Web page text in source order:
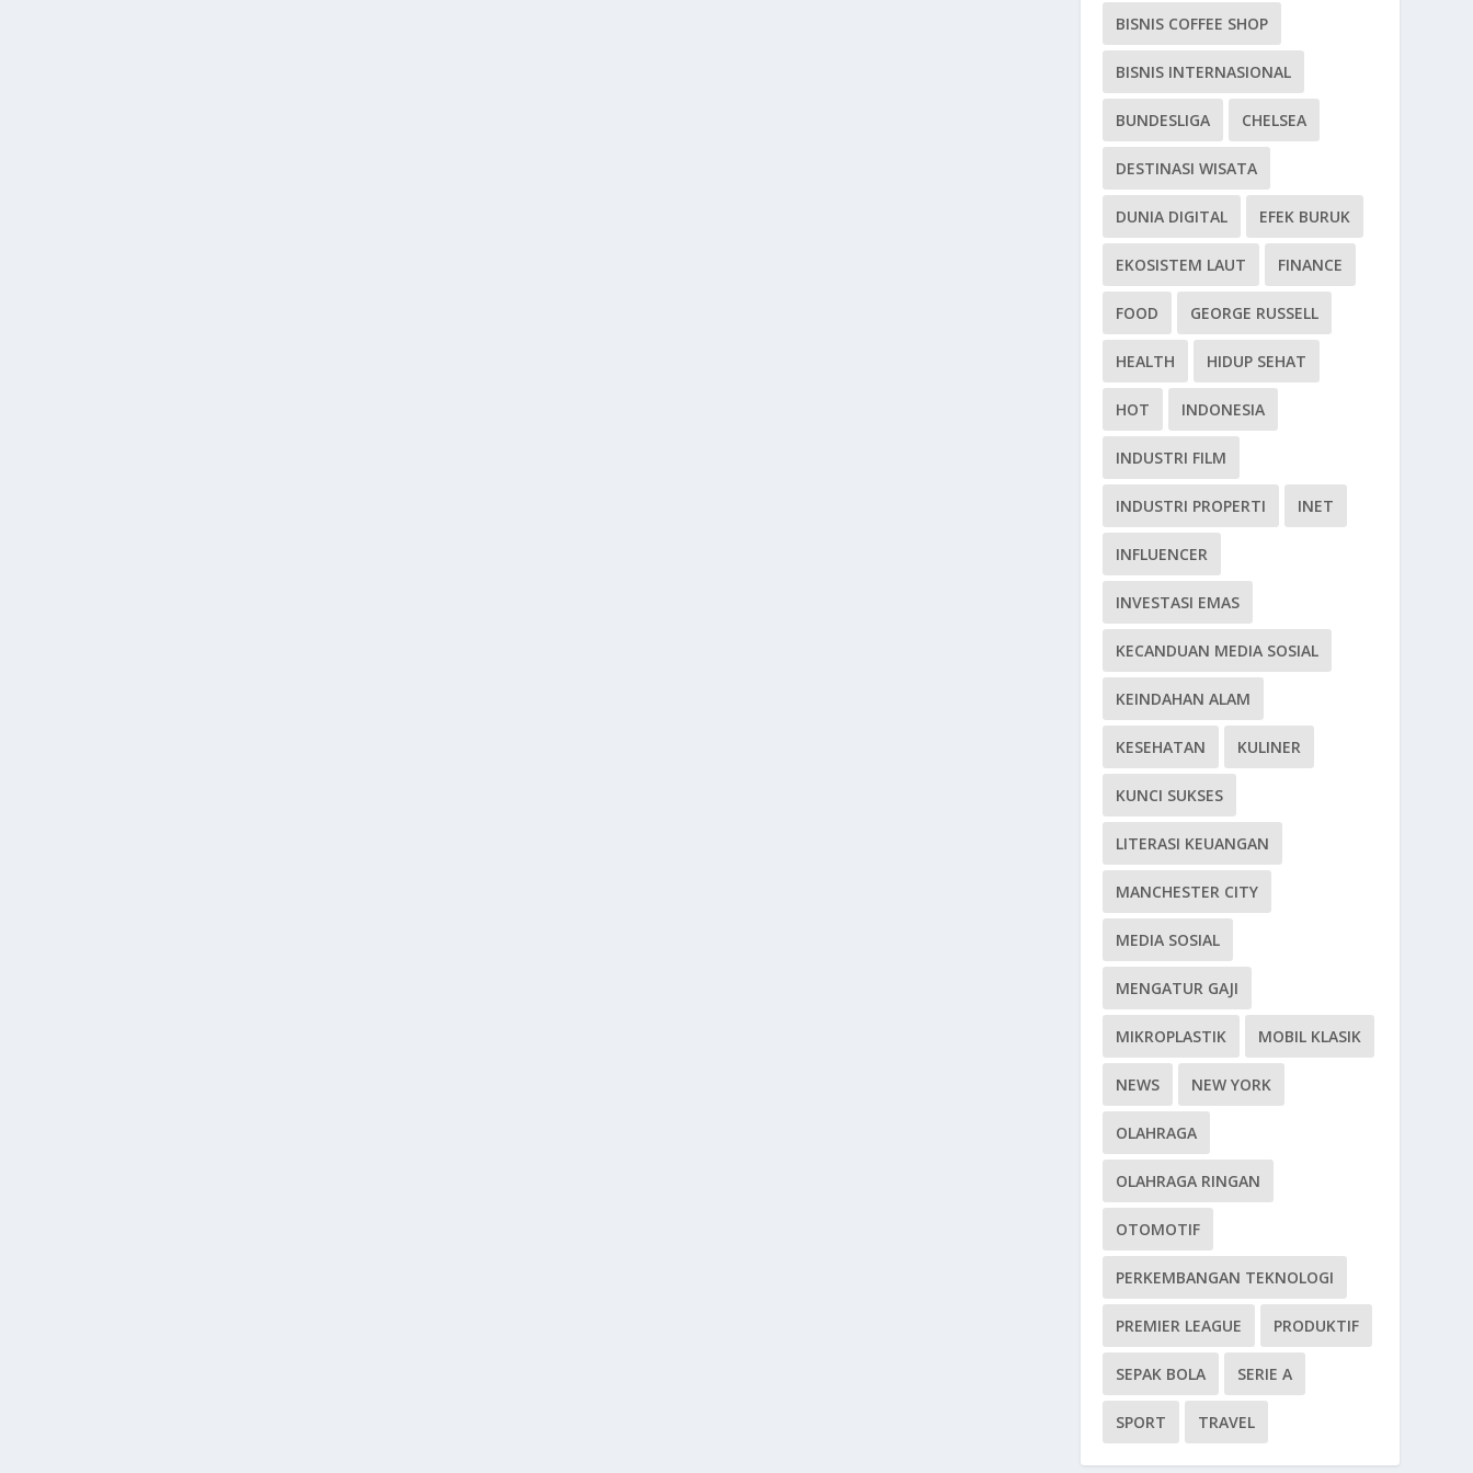
BISNIS COFFEE SHOP
BISNIS INTERNASIONAL
BUNDESLIGA CHELSEA
DESTINASI WISATA
DUNIA DIGITAL EFEK BURUK
EKOSISTEM LAUT FINANCE
FOOD GEORGE RUSSELL
HEALTH HIDUP SEHAT
HOT INDONESIA
INDUSTRI FILM
INDUSTRI PROPERTI INET
INFLUENCER
INVESTASI EMAS
KECANDUAN MEDIA SOSIAL
KEINDAHAN ALAM
KESEHATAN KULINER
KUNCI SUKSES
LITERASI KEUANGAN
MANCHESTER CITY
MEDIA SOSIAL
MENGATUR GAJI
MIKROPLASTIK MOBIL KLASIK
NEWS NEW YORK
OLAHRAGA
OLAHRAGA RINGAN
OTOMOTIF
PERKEMBANGAN TEKNOLOGI
PREMIER LEAGUE PRODUKTIF
SEPAK BOLA SERIE A
SPORT TRAVEL